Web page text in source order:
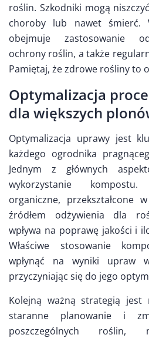
roślin. Szkodniki mogą
choroby lub nawet śmierć.
obejmuje zastosowanie
ochrony roślin, a także
Pamiętaj, że zdrowe rośliny to
Optymalizacja
dla większych
Optymalizacja uprawy jest
każdego ogrodnika
Jednym z głównych
wykorzystanie
organiczne, przekształcone
źródłem odżywienia dla
wpływa na poprawę jakości i
Właściwe stosowanie
wpłynąć na wyniki upraw
przyczyniając się do jego
Kolejną ważną strategią jest
staranne planowanie i
poszczególnych roślin,